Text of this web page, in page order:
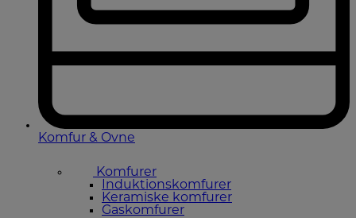
Komfur & Ovne
Komfurer
Induktionskomfurer
Keramiske komfurer
Gaskomfurer